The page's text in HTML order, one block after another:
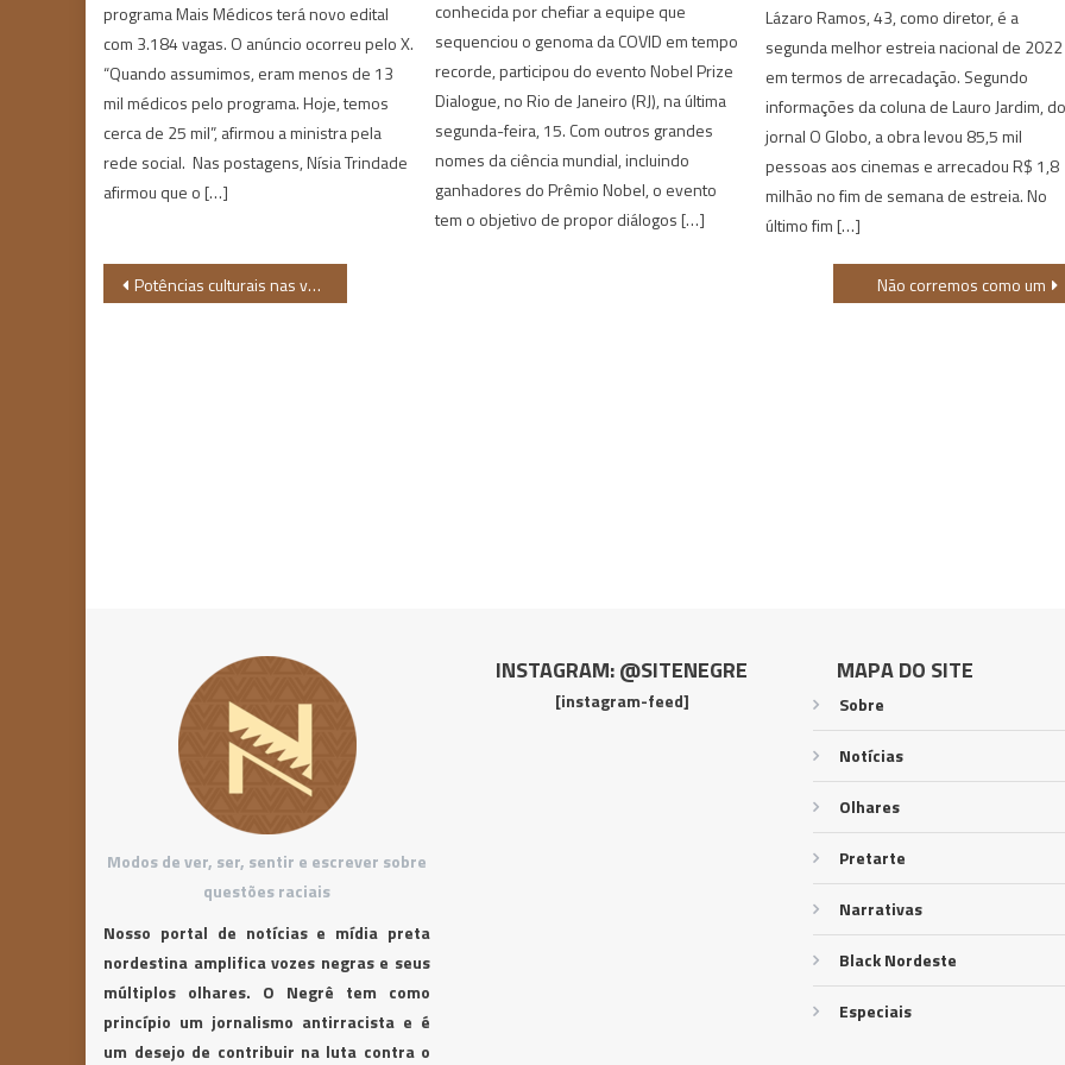
programa Mais Médicos terá novo edital
com 3.184 vagas. O anúncio ocorreu pelo X.
“Quando assumimos, eram menos de 13
mil médicos pelo programa. Hoje, temos
cerca de 25 mil”, afirmou a ministra pela
rede social. Nas postagens, Nísia Trindade
afirmou que o […]
conhecida por chefiar a equipe que
sequenciou o genoma da COVID em tempo
recorde, participou do evento Nobel Prize
Dialogue, no Rio de Janeiro (RJ), na última
segunda-feira, 15. Com outros grandes
nomes da ciência mundial, incluindo
ganhadores do Prêmio Nobel, o evento
tem o objetivo de propor diálogos […]
Lázaro Ramos, 43, como diretor, é a
segunda melhor estreia nacional de 2022
em termos de arrecadação. Segundo
informações da coluna de Lauro Jardim, do
jornal O Globo, a obra levou 85,5 mil
pessoas aos cinemas e arrecadou R$ 1,8
milhão no fim de semana de estreia. No
último fim […]
Navegação
Potências culturais nas vozes dos que não se calam Não corremos como um
Modos de ver, ser, sentir e escrever sobre
questões raciais
Nosso portal de notícias e mídia preta
nordestina amplifica vozes negras e seus
múltiplos olhares. O Negrê tem como
princípio um jornalismo antirracista e é
um desejo de contribuir na luta contra o
INSTAGRAM: @SITENEGRE
[instagram-feed]
MAPA DO SITE
Sobre
Notícias
Olhares
Pretarte
Narrativas
Black Nordeste
Especiais